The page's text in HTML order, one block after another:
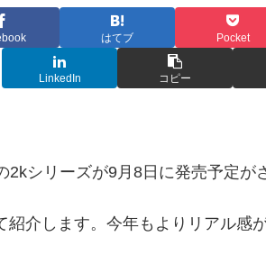
はてブ Pocket
LinkedIn コピー
シリーズが9月8日に発売予定が
介します。今年もよりリアル感